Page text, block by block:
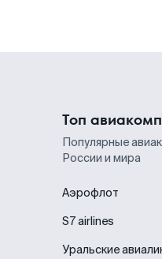
Топ
Популярные
России и мира
Аэрофлот
S7 airlines
Уральские